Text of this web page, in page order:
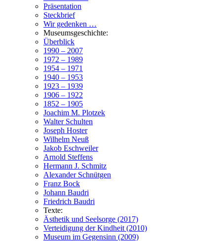
Präsentation
Steckbrief
Wir gedenken …
Museumsgeschichte:
Überblick
1990 – 2007
1972 – 1989
1954 – 1971
1940 – 1953
1923 – 1939
1906 – 1922
1852 – 1905
Joachim M. Plotzek
Walter Schulten
Joseph Hoster
Wilhelm Neuß
Jakob Eschweiler
Arnold Steffens
Hermann J. Schmitz
Alexander Schnütgen
Franz Bock
Johann Baudri
Friedrich Baudri
Texte:
Ästhetik und Seelsorge (2017)
Verteidigung der Kindheit (2010)
Museum im Gegensinn (2009)